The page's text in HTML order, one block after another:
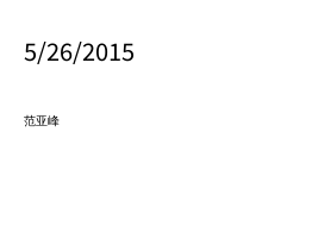
5/26/2015
范亚峰